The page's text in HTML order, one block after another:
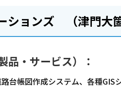
ションズ （津門大箇
品・サービス）：
台帳図作成システム、各種GIS